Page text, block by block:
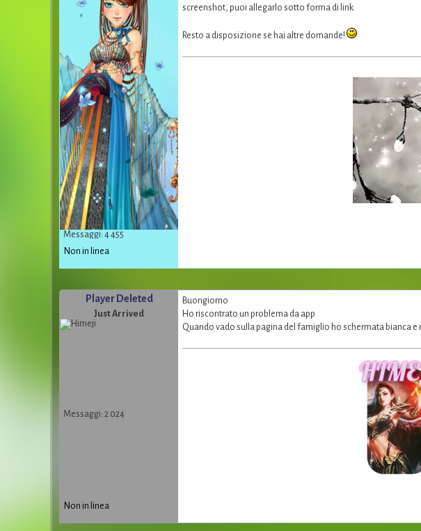
Messaggi: 4 455
screenshot, puoi allegarlo sotto forma di link.
Resto a disposizione se hai altre domande!
Non in linea
Player Deleted
Just Arrived
Messaggi: 2 024
Buongiorno
Ho riscontrato un problema da app
Quando vado sulla pagina del famiglio ho schermata bianca
Non in linea